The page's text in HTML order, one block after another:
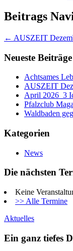
Beitrags
← AUSZEIT
Neueste Beiträge
Achtsames
AUSZEIT
April 2026_3
Pfalzclub
Waldbaden
Kategorien
News
Die nächsten
Keine
>> Alle Termine
Aktuelles
Ein ganz tiefes